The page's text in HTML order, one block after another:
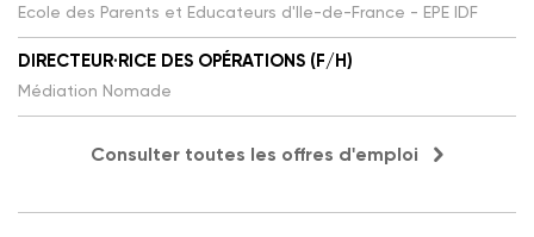
Ecole des Parents et Educateurs d'Ile-de-France - EPE IDF
DIRECTEUR·RICE DES OPÉRATIONS (F/H)
Médiation Nomade
Consulter toutes les offres d'emploi